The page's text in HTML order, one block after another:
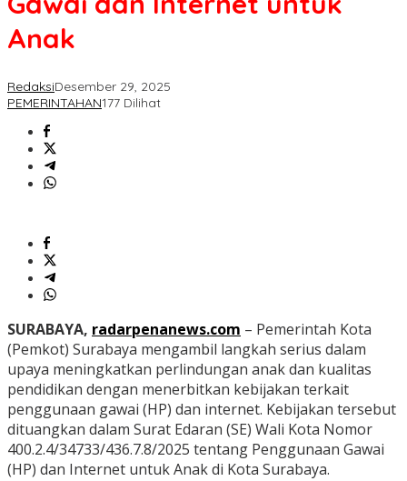
Anak
RedaksiDesember 29, 2025
PEMERINTAHAN177 Dilihat
SURABAYA, radarpenanews.com – Pemerintah Kota
(Pemkot) Surabaya mengambil langkah serius dalam
upaya meningkatkan perlindungan anak dan kualitas
pendidikan dengan menerbitkan kebijakan terkait
penggunaan gawai (HP) dan internet. Kebijakan tersebut
dituangkan dalam Surat Edaran (SE) Wali Kota Nomor
400.2.4/34733/436.7.8/2025 tentang Penggunaan Gawai
(HP) dan Internet untuk Anak di Kota Surabaya.